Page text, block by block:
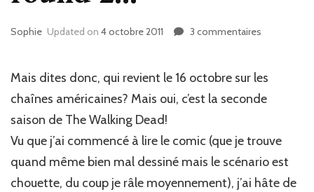
Sophie Updated on 4 octobre 2011 3 commentaires
Dead,
2…
Mais dites donc, qui revient le 16 octobre sur les
chaînes américaines? Mais oui, c’est la seconde
saison de The Walking Dead!
Vu que j’ai commencé à lire le comic (que je trouve
quand même bien mal dessiné mais le scénario est
chouette, du coup je râle moyennement), j’ai hâte de